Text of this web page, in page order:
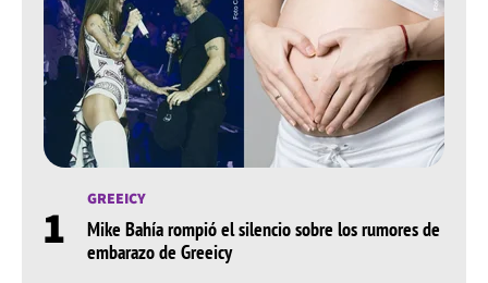
1 GREEICY
Mike Bahía rompió el silencio sobre los rumores de
embarazo de Greeicy